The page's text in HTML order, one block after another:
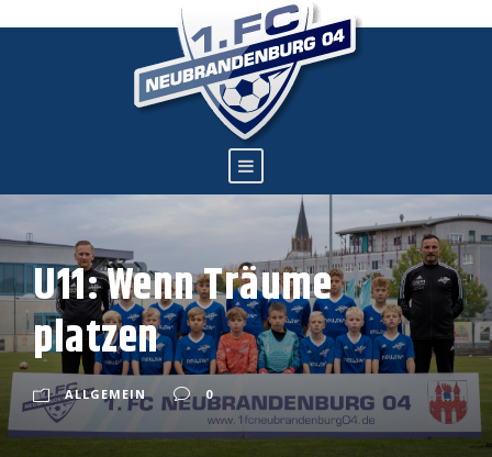
U11: Wenn Träume
platzen
ALLGEMEIN 0